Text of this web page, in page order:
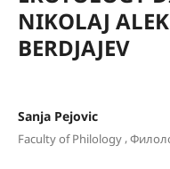
NIKOLAJ
BERDJAJEV
Sanja Pejovic
Faculty of Philology,